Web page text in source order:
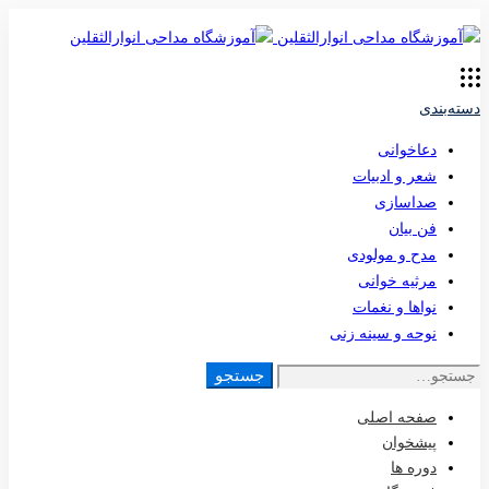
دسته‌بندی
دعاخوانی
شعر و ادبیات
صداسازی
فن بیان
مدح و مولودی
مرثیه خوانی
نواها و نغمات
نوحه و سینه زنی
جستجو
جستجو
صفحه اصلی
پیشخوان
دوره ها